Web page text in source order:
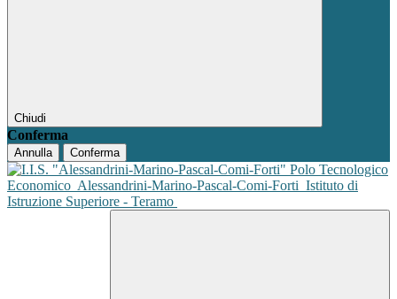
Chiudi
Conferma
Annulla Conferma
Polo Tecnologico
Economico Alessandrini-Marino-Pascal-Comi-Forti Istituto di
Istruzione Superiore - Teramo